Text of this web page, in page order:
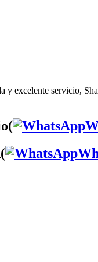
y excelente servicio,